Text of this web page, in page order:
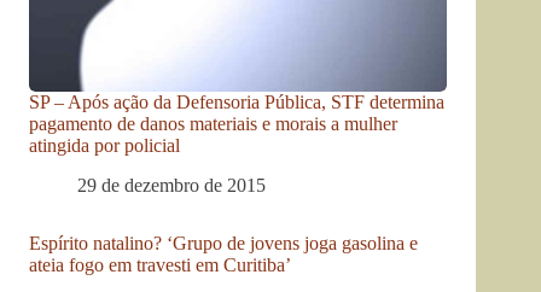
SP – Após ação da Defensoria Pública, STF determina
pagamento de danos materiais e morais a mulher
atingida por policial
29 de dezembro de 2015
Espírito natalino? ‘Grupo de jovens joga gasolina e
ateia fogo em travesti em Curitiba’